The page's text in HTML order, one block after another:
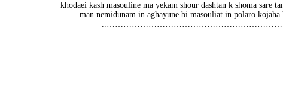
khodaei kash masouline ma yekam shour dashtan k shoma sare
man nemidunam in aghayune bi masouliat in polaro